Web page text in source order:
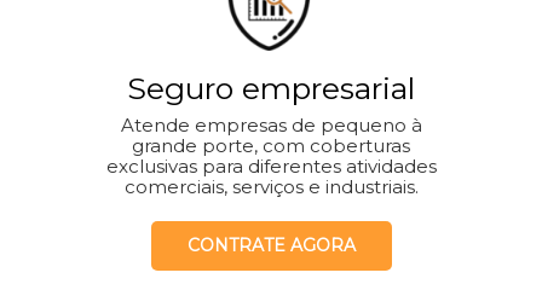
Seguro empresarial
Atende empresas de pequeno à
grande porte, com coberturas
exclusivas para diferentes atividades
comerciais, serviços e industriais.
CONTRATE AGORA